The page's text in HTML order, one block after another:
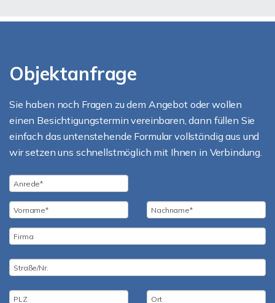
Objektanfrage
Sie haben noch Fragen zu dem Angebot oder wollen
einen Besichtigungstermin vereinbaren, dann füllen Sie
einfach das untenstehende Formular vollständig aus und
wir setzen uns schnellstmöglich mit Ihnen in Verbindung.